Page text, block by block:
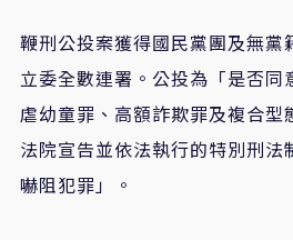
鞭刑公投案獲得國民黨團及無黨
立委全數連署。公投為「是否同
虐幼童罪、高額詐欺罪及複合型
法院宣告並依法執行的特別刑法
嚇阻犯罪」。